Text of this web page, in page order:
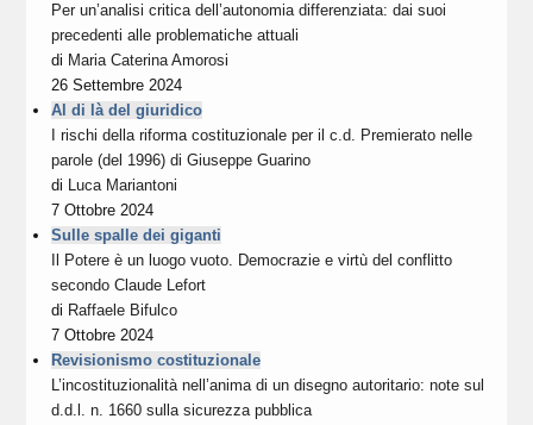
Per un’analisi critica dell’autonomia differenziata: dai suoi
precedenti alle problematiche attuali
di Maria Caterina Amorosi
26 Settembre 2024
Al di là del giuridico
I rischi della riforma costituzionale per il c.d. Premierato nelle
parole (del 1996) di Giuseppe Guarino
di Luca Mariantoni
7 Ottobre 2024
Sulle spalle dei giganti
Il Potere è un luogo vuoto. Democrazie e virtù del conflitto
secondo Claude Lefort
di Raffaele Bifulco
7 Ottobre 2024
Revisionismo costituzionale
L’incostituzionalità nell’anima di un disegno autoritario: note sul
d.d.l. n. 1660 sulla sicurezza pubblica